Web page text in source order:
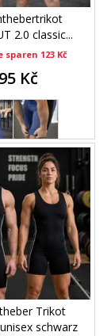
2.0 classic...
sparen 123 Kč
Kč
Trikot
schwarz